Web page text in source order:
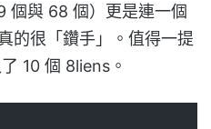
個與 68 個）更是連一個
的很「鑽手」。值得一提
10 個 8liens。